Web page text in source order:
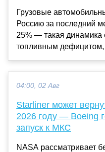
Грузовые
Россию за последний
25% — такая динамика
топливным
04:00, 02 Авг
Starliner может
2026 году — Boeing
запуск к МКС
NASA рассматривает